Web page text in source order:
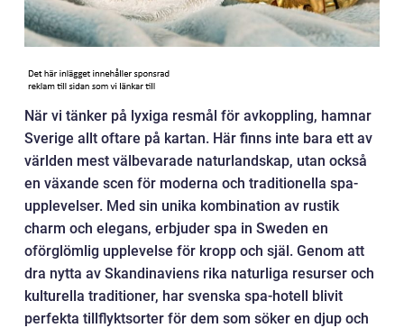
När vi tänker på lyxiga resmål för avkoppling, hamnar
Sverige allt oftare på kartan. Här finns inte bara ett av
världen mest välbevarade naturlandskap, utan också
en växande scen för moderna och traditionella spa-
upplevelser. Med sin unika kombination av rustik
charm och elegans, erbjuder spa in Sweden en
oförglömlig upplevelse för kropp och själ. Genom att
dra nytta av Skandinaviens rika naturliga resurser och
kulturella traditioner, har svenska spa-hotell blivit
perfekta tillflyktsorter för dem som söker en djup och